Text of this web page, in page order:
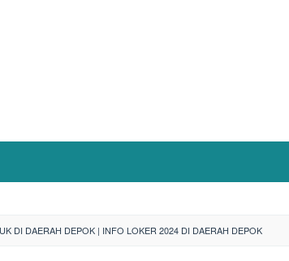
DI DAERAH DEPOK | INFO LOKER 2024 DI DAERAH DEPOK